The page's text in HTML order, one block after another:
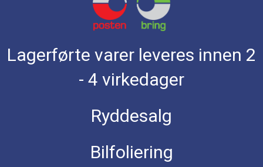
Lagerførte varer leveres innen 2
- 4 virkedager
Ryddesalg
Bilfoliering